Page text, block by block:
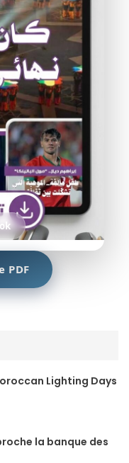
PDF
Lighting Days
la banque des